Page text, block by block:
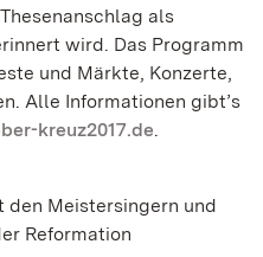
als
wird. Das Programm
und Märkte, Konzerte,
Alle Informationen gibt’s
kreuz2017.de.
den Meistersingern und
Reformation